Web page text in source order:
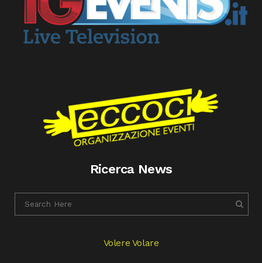
Ricerca News
Volere Volare